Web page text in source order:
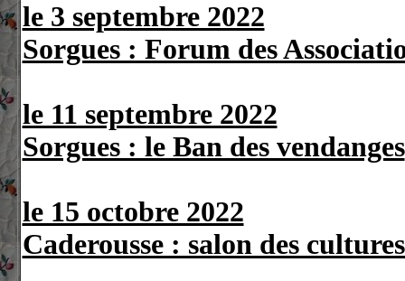
le 3 septembre 2022
Sorgues : Forum des
le 11 septembre 2022
Sorgues : le Ban des vendanges
le 15 octobre 2022
Caderousse : salon des